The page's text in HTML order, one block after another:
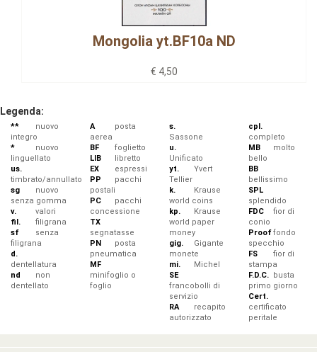
Mongolia yt.BF10a ND
€ 4,50
Legenda:
**
nuovo
integro
*
nuovo
linguellato
us.
timbrato/annullato
sg
nuovo
senza gomma
v.
valori
fil.
filigrana
sf
senza
filigrana
d.
dentellatura
nd
non
dentellato
A
posta
aerea
BF
foglietto
LIB
libretto
EX
espressi
PP
pacchi
postali
PC
pacchi
concessione
TX
segnatasse
PN
posta
pneumatica
MF
minifoglio o
foglio
s.
Sassone
u.
Unificato
yt.
Yvert
Tellier
k.
Krause
world coins
kp.
Krause
world paper
money
gig.
Gigante
monete
mi.
Michel
SE
francobolli di
servizio
RA
recapito
autorizzato
cpl.
completo
MB
molto
bello
BB
bellissimo
SPL
splendido
FDC
fior di
conio
Prooffondo
specchio
FS
fior di
stampa
F.D.C.
busta
primo giorno
Cert.
certificato
peritale